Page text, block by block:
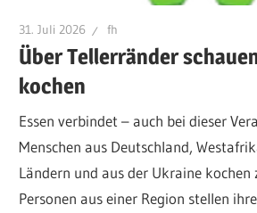
31. Juli 2026 fh
Über Tellerränder
kochen
Essen verbindet – auch bei dieser
Menschen aus Deutschland,
Ländern und aus der Ukraine kochen
Personen aus einer Region stellen